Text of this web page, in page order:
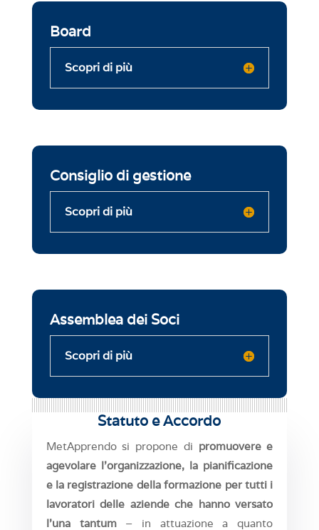
Board
Scopri di più
Consiglio di gestione
Scopri di più
Assemblea dei Soci
Scopri di più
Statuto e Accordo
MetApprendo si propone di promuovere e
agevolare l’organizzazione, la pianificazione
e la registrazione della formazione per tutti i
lavoratori delle aziende che hanno versato
l’una tantum– in attuazione a quanto